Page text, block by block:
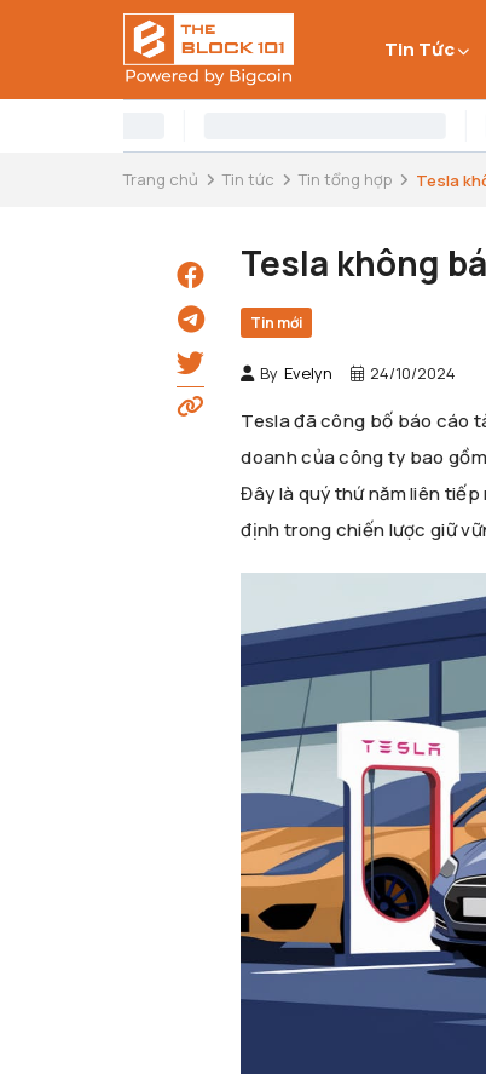
Tin Tức
Trang chủ Tin tức Tin tổng hợp Tesla
Tesla không
Tin mới
By Evelyn 24/10/2024
Tesla đã công bố báo cáo
doanh của công ty bao
Đây là quý thứ năm liên
định trong chiến lược giữ